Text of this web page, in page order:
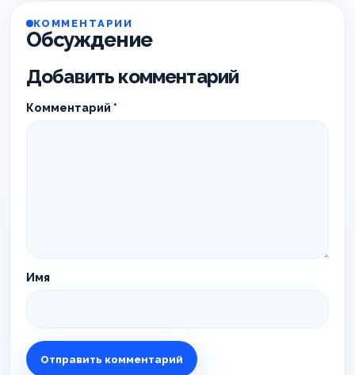
КОММЕНТАРИИ
Обсуждение
Добавить комментарий
Комментарий *
Имя